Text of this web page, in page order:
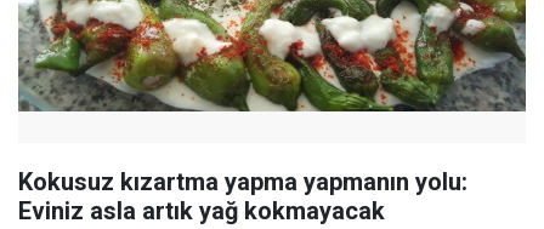
Kokusuz kızartma yapma yapmanın yolu:
Eviniz asla artık yağ kokmayacak